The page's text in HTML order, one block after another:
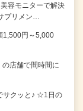
容モニターで解決
プリメン…
1,500円～5,000
店舗で間時間に
サクッと♪ ☆1日の